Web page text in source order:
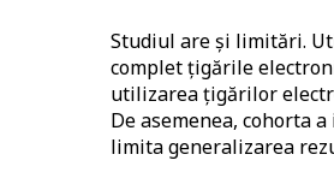
Studiul are și limitări.
complet țigările
utilizarea țigărilor
De asemenea, cohorta
limita generalizarea